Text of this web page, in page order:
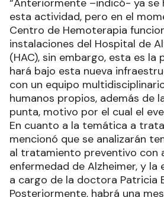
esta actividad, pero en el
Centro de Hemoterapia
instalaciones del Hospital de
(HAC), sin embargo, esta es la
hará bajo esta nueva
con un equipo
humanos propios, además de
punta, motivo por el cual el
En cuanto a la temática a
mencionó que se analizarán
al tratamiento preventivo con
enfermedad de Alzheimer, y la
a cargo de la doctora Patricia
Posteriormente, habrá una